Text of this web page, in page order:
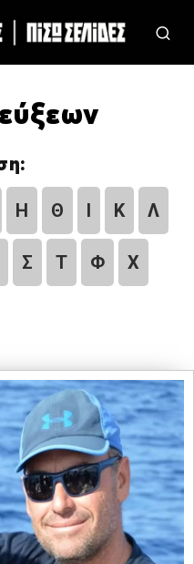
Η Θ Ι Κ Λ
Σ Τ Φ Χ